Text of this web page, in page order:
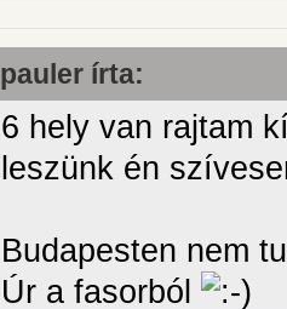
pauler írta:
6 hely van rajtam
leszünk én
Budapesten nem
Úr a fasorból